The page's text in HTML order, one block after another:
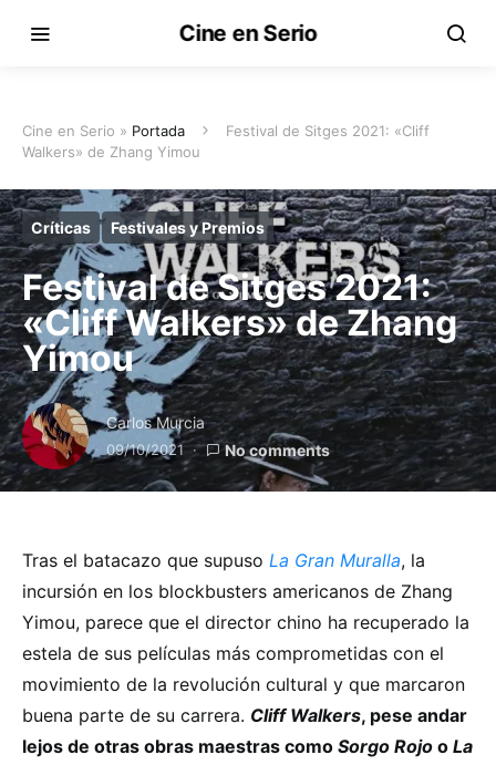
Cine en Serio
Cine en Serio » Portada
Festival de Sitges 2021: «Cliff
Walkers» de Zhang Yimou
Críticas Festivales y Premios
Festival de Sitges 2021:
«Cliff Walkers» de Zhang
Yimou
Carlos Murcia
09/10/2021 No comments
Tras el batacazo que supuso La Gran Muralla, la
incursión en los blockbusters americanos de Zhang
Yimou, parece que el director chino ha recuperado la
estela de sus películas más comprometidas con el
movimiento de la revolución cultural y que marcaron
buena parte de su carrera. Cliff Walkers, pese andar
lejos de otras obras maestras como Sorgo Rojo o La